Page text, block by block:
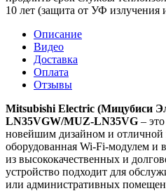
10 лет (защита от УФ
Описание
Видео
Доставка
Оплата
Отзывы
Mitsubishi Electric (Мицубиси
LN35VGW/MUZ-LN35VG –
новейшим дизайном и отличной
оборудованная Wi-Fi-модулем и
из высококачественных и
устройство подходит для
или административных